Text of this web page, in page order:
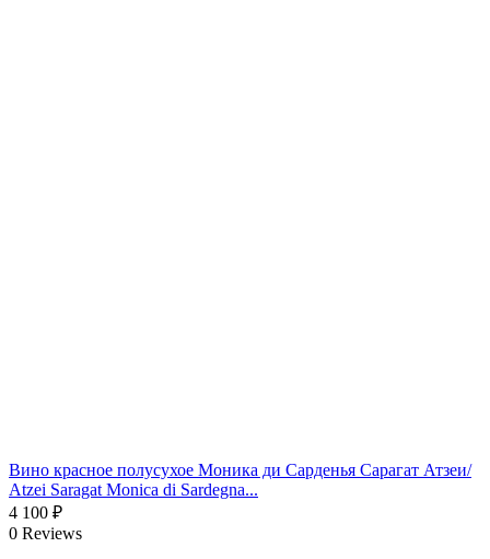
Вино красное полусухое Моника ди Сарденья Сарагат Атзеи/
Atzei Saragat Monica di Sardegna...
4 100 ₽
0 Reviews